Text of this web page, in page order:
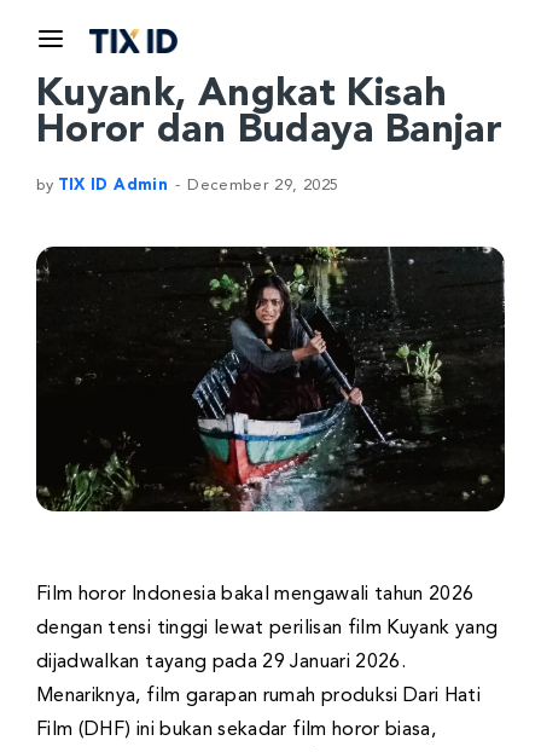
Kuyank, Angkat Kisah
Horor dan Budaya Banjar
by TIX ID Admin December 29, 2025
Film horor Indonesia bakal mengawali tahun 2026
dengan tensi tinggi lewat perilisan film Kuyank yang
dijadwalkan tayang pada 29 Januari 2026.
Menariknya, film garapan rumah produksi Dari Hati
Film (DHF) ini bukan sekadar film horor biasa,